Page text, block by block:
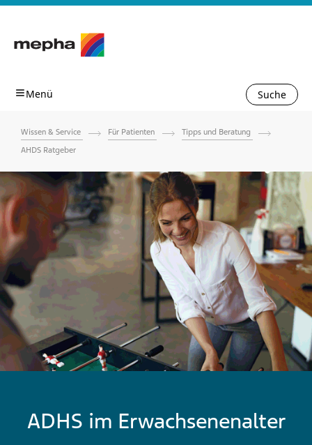
Suche
Wissen & Service Für Patienten
Tipps und Beratung
AHDS Ratgeber
ADHS im Erwachsenenalter